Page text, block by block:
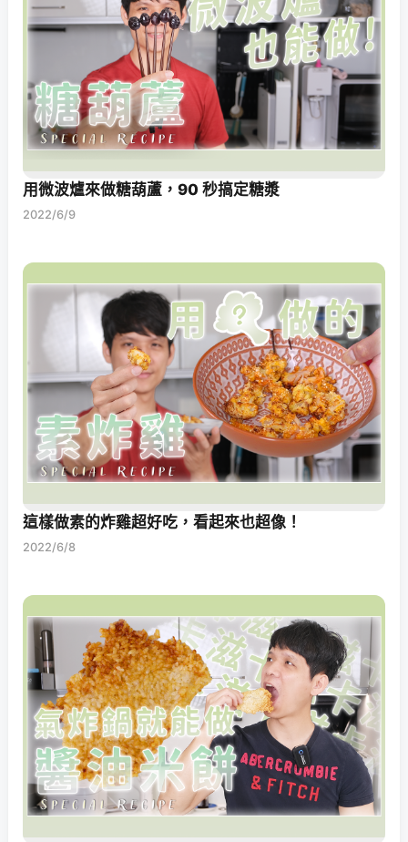
用微波爐來做糖葫蘆，90 秒搞定糖漿
2022/6/9
這樣做素的炸雞超好吃，看起來也超像！
2022/6/8